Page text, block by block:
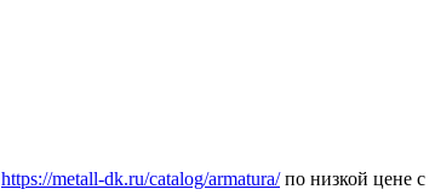
https://metall-dk.ru/catalog/armatura/по низкой цене с